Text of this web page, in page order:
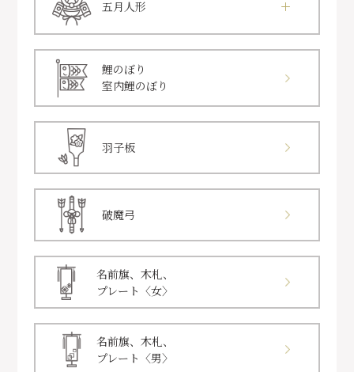
五月人形
鯉のぼり
室内鯉のぼり
羽子板
破魔弓
名前旗、木札、
プレート〈女〉
名前旗、木札、
プレート〈男〉